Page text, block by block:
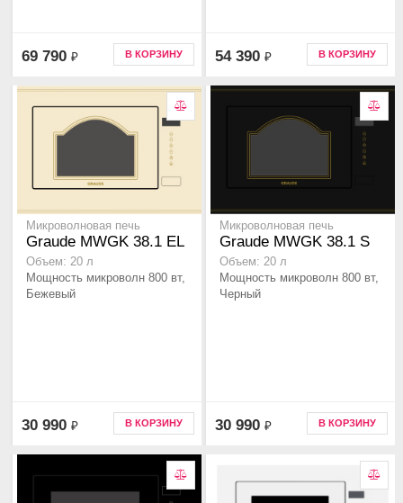
69 790 ₽ В КОРЗИНУ 54 390 ₽ В КОРЗИНУ
Микроволновая печь
Graude MWGK 38.1 EL
Объем: 20 л
Мощность микроволн 800 вт,
Бежевый
30 990 ₽ В КОРЗИНУ
Микроволновая печь
Graude MWGK 38.1 S
Объем: 20 л
Мощность микроволн 800 вт,
Черный
30 990 ₽ В КОРЗИНУ